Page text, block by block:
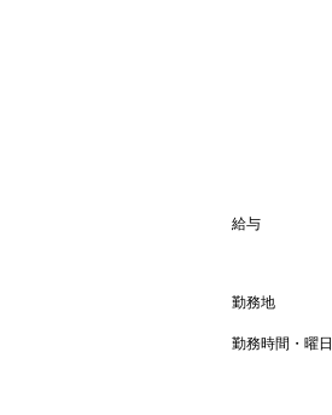
給与
勤務地
勤務時間・曜日